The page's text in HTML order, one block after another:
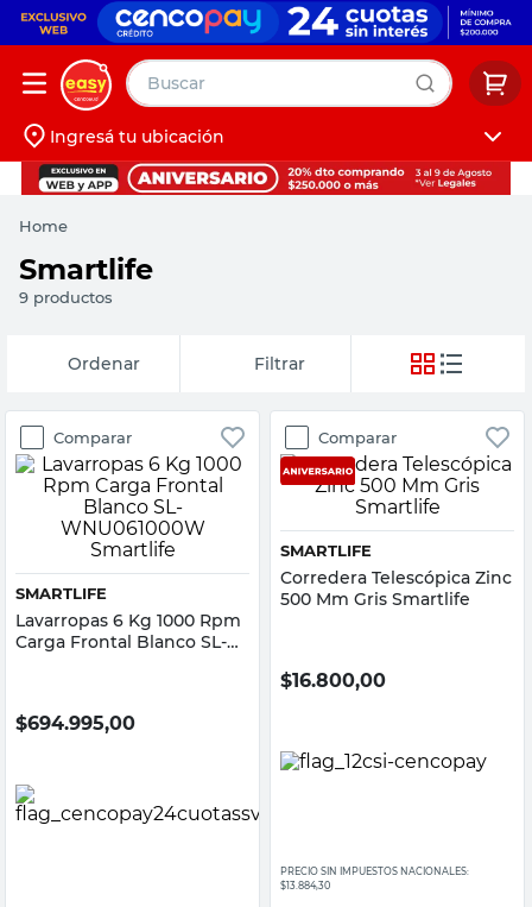
Buscar
Iniciá sesión
Ingresá tu ubicación
Home
Smartlife
9 productos
Fecha de
release
Filtrar
Comparar
SMARTLIFE
Lavarropas 6 Kg 1000 Rpm
Carga Frontal Blanco SL-
$694.995,00
Comparar
SMARTLIFE
Corredera Telescópica Zinc
500 Mm Gris Smartlife
$16.800,00
PRECIO SIN IMPUESTOS NACIONALES:
$13.884,30
muebles
pintura
escritorio
puertas